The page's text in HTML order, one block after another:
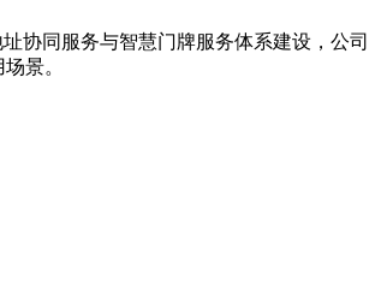
协同服务与智慧门牌服务体系建设，公司
景。